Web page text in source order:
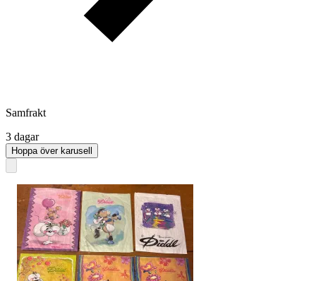
Samfrakt
3 dagar
Hoppa över karusell